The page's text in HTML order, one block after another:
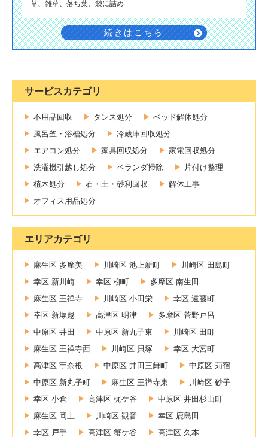
草、雑草、落ち葉、袋に詰め
続きはこちら
サービスカテゴリ
不用品回収 タンス処分
ベッド解体処分
風呂釜・浴槽処分
冷蔵庫回収処分
エアコン処分
家具回収処分
家電回収処分
洗濯機引越し処分
ベランダ掃除
片付け整理
植木処分
石・土・砂利回収
解体工事
オフィス用品処分
エリアカテゴリ
麻生区 多摩美 川崎区 池上新町
川崎区 田島町
幸区 新川崎
幸区 柳町
多摩区 南生田
麻生区 王禅寺
川崎区 小田栄
幸区 遠藤町
幸区 新塚越
高津区 明津
多摩区 菅野戸呂
中原区 井田
中原区 新丸子東
川崎区 田町
麻生区 王禅寺西
川崎区 貝塚
幸区 大宮町
高津区 宇奈根
中原区 井田三舞町
中原区 苅宿
中原区 新丸子町
麻生区 王禅寺東
川崎区 砂子
幸区 小倉
高津区 梶ケ谷
中原区 井田杉山町
麻生区 岡上
川崎区 観音
幸区 鹿島田
幸区 戸手
高津区 蟹ケ谷 高津区 久本